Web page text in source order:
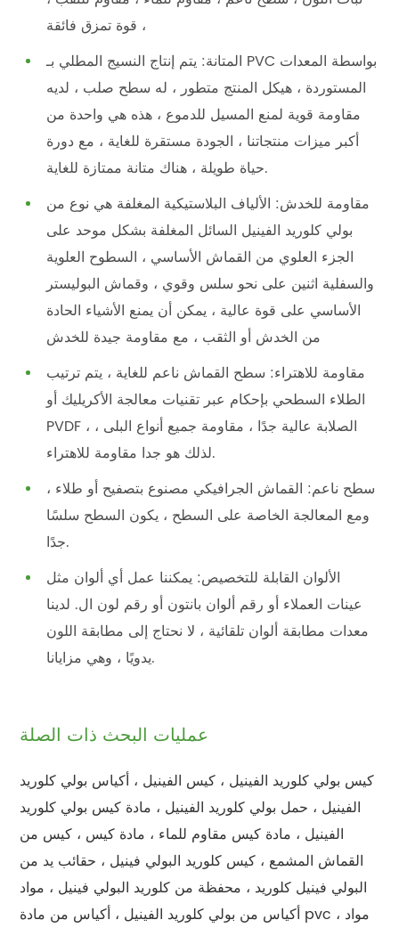
قوة تمزق فائقة ،
المتانة: يتم إنتاج النسيج المطلي بـ PVC بواسطة المعدات
المستوردة ، هيكل المنتج متطور ، له سطح صلب ، لديه
مقاومة قوية لمنع المسيل للدموع ، هذه هي واحدة من
أكبر ميزات منتجاتنا ، الجودة مستقرة للغاية ، مع دورة
حياة طويلة ، هناك متانة ممتازة للغاية.
مقاومة للخدش: الألياف البلاستيكية المغلفة هي نوع من
بولي كلوريد الفينيل السائل المغلفة بشكل موحد على
الجزء العلوي من القماش الأساسي ، السطوح العلوية
والسفلية اثنين على نحو سلس وقوي ، وقماش البوليستر
الأساسي على قوة عالية ، يمكن أن يمنع الأشياء الحادة
من الخدش أو الثقب ، مع مقاومة جيدة للخدش
مقاومة للاهتراء: سطح القماش ناعم للغاية ، يتم ترتيب
الطلاء السطحي بإحكام عبر تقنيات معالجة الأكريليك أو
PVDF ، الصلابة عالية جدًا ، مقاومة جميع أنواع البلى ،
لذلك هو جدا مقاومة للاهتراء.
سطح ناعم: القماش الجرافيكي مصنوع بتصفيح أو طلاء ،
ومع المعالجة الخاصة على السطح ، يكون السطح سلسًا
جدًا.
الألوان القابلة للتخصيص: يمكننا عمل أي ألوان مثل
عينات العملاء أو رقم ألوان بانتون أو رقم لون ال. لدينا
معدات مطابقة ألوان تلقائية ، لا نحتاج إلى مطابقة اللون
يدويًا ، وهي مزايانا.
عمليات البحث ذات الصلة
كيس بولي كلوريد الفينيل ، كيس الفينيل ، أكياس بولي كلوريد
الفينيل ، حمل بولي كلوريد الفينيل ، مادة كيس بولي كلوريد
الفينيل ، مادة كيس مقاوم للماء ، مادة كيس ، كيس من
القماش المشمع ، كيس كلوريد البولي فينيل ، حقائب يد من
البولي فينيل كلوريد ، محفظة من كلوريد البولي فينيل ، مواد
أكياس من بولي كلوريد الفينيل ، أكياس من مادة pvc ، مواد